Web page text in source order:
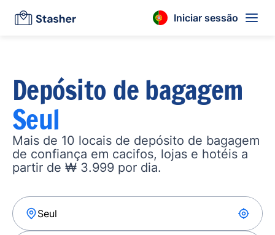
Iniciar sessão
Depósito de bagagem
Seul
Mais de 10 locais de depósito de bagagem
de confiança em cacifos, lojas e hotéis a
partir de ₩ 3.999 por dia.